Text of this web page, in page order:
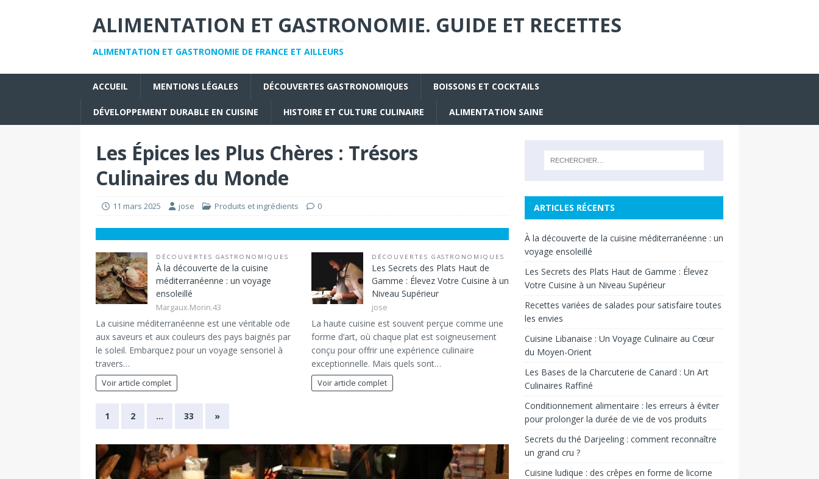
ALIMENTATION ET GASTRONOMIE. GUIDE ET RECETTES
ALIMENTATION ET GASTRONOMIE DE FRANCE ET AILLEURS
ACCUEIL MENTIONS LÉGALES DÉCOUVERTES GASTRONOMIQUES BOISSONS ET COCKTAILS
DÉVELOPPEMENT DURABLE EN CUISINE HISTOIRE ET CULTURE CULINAIRE ALIMENTATION SAINE
Les Épices les Plus Chères : Trésors
Culinaires du Monde
11 mars 2025 jose Produits et ingrédients 0
DÉCOUVERTES GASTRONOMIQUES
À la découverte de la cuisine
méditerranéenne : un voyage
ensoleillé
Margaux.Morin.43
La cuisine méditerranéenne est une véritable ode
aux saveurs et aux couleurs des pays baignés par
le soleil. Embarquez pour un voyage sensoriel à
travers…
Voir article complet
DÉCOUVERTES GASTRONOMIQUES
Les Secrets des Plats Haut de
Gamme : Élevez Votre Cuisine à un
Niveau Supérieur
jose
La haute cuisine est souvent perçue comme une
forme d’art, où chaque plat est soigneusement
conçu pour offrir une expérience culinaire
exceptionnelle. Mais quels sont…
Voir article complet
1 2 … 33 »
ARTICLES RÉCENTS
À la découverte de la cuisine méditerranéenne : un
voyage ensoleillé
Les Secrets des Plats Haut de Gamme : Élevez
Votre Cuisine à un Niveau Supérieur
Recettes variées de salades pour satisfaire toutes
les envies
Cuisine Libanaise : Un Voyage Culinaire au Cœur
du Moyen-Orient
Les Bases de la Charcuterie de Canard : Un Art
Culinaires Raffiné
Conditionnement alimentaire : les erreurs à éviter
pour prolonger la durée de vie de vos produits
Secrets du thé Darjeeling : comment reconnaître
un grand cru ?
Cuisine ludique : des crêpes en forme de licorne